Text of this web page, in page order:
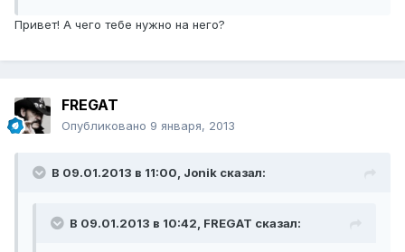
Привет! А чего тебе нужно на него?
FREGAT
Опубликовано 9 января, 2013
В 09.01.2013 в 11:00, Jonik сказал:
В 09.01.2013 в 10:42, FREGAT сказал: